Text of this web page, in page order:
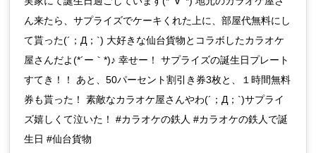
ん来たら、サプライズでケーキくれた上に、部屋代無料にし
て貰った(´；Д；`) 大好きな仙台貨物とコラボしたカラオケ
屋さんだよ(*´ー｀*)♪ 幸せー！ サプライズの誕生日プレート
すてき！！ あと、50パーセント割引き券3枚と、１時間無料
券も貰った！ 素敵なカラオケ屋さんやわ(´；Д；`)サプライ
ズ嬉しくて泣いた！ #カラオケの鉄人 #カラオケの鉄人で誕
生日 #仙台貨物